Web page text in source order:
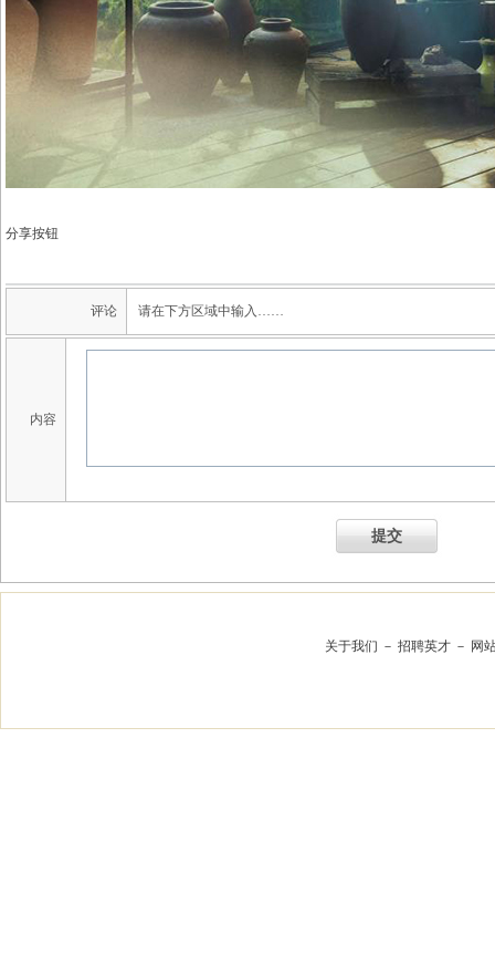
分享按钮
评论 请在下方区域中输入……
内容
提交
关于我们 － 招聘英才 － 网